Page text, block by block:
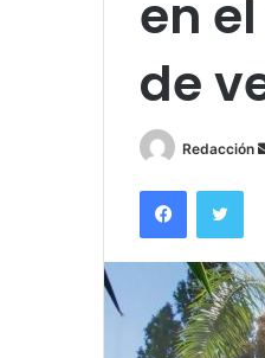
en
de
Redacción
Facebook